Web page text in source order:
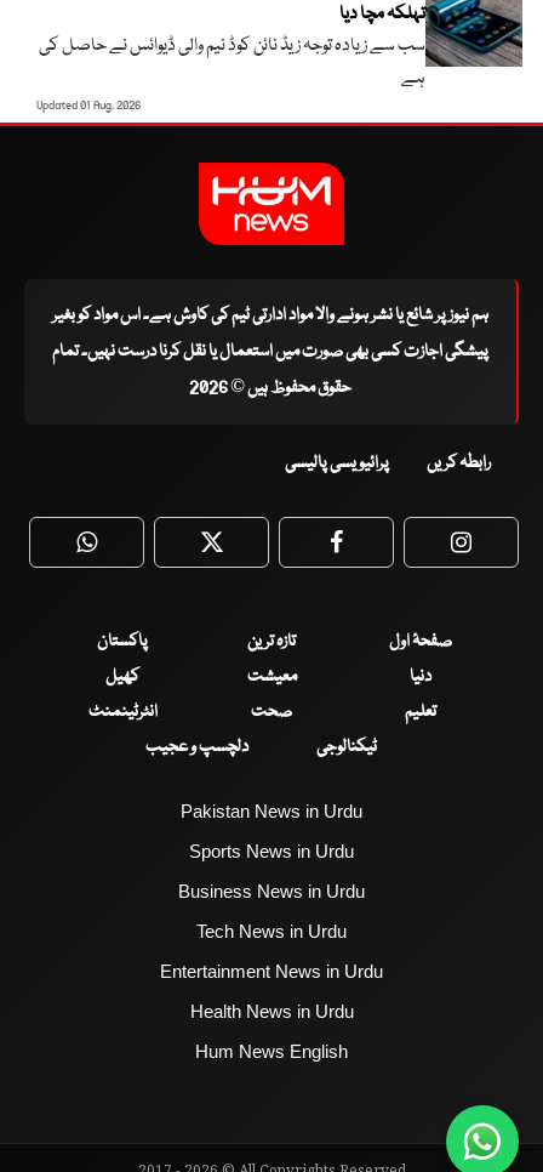
تہلکہ مچا دیا
سب سے زیادہ توجہ زیڈ نائن کوڈ نیم والی ڈیوائس نے حاصل کی
ہے
Updated 01 Aug, 2026
ہم نیوز پر شائع یا نشر ہونے والا مواد ادارتی ٹیم کی کاوش ہے۔ اس مواد کو بغیر
پیشگی اجازت کسی بھی صورت میں استعمال یا نقل کرنا درست نہیں۔ تمام
حقوق محفوظ ہیں © 2026
رابطہ کریں پرائیویسی پالیسی
WhatsApp Twitter Facebook
صفحۂ اول تازہ ترین
پاکستان
دنیا
معیشت
کھیل
تعلیم
صحت
انٹرٹینمنٹ
ٹیکنالوجی
دلچسپ و عجیب
Pakistan News in Urdu
Sports News in Urdu
Business News in Urdu
Tech News in Urdu
Entertainment News in Urdu
Health News in Urdu
Hum News English